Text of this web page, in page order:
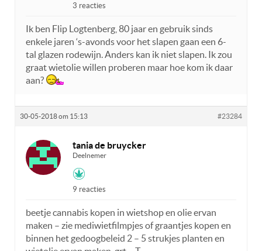
3 reacties
Ik ben Flip Logtenberg, 80 jaar en gebruik sinds
enkele jaren ‘s-avonds voor het slapen gaan een 6-
tal glazen rodewijn. Anders kan ik niet slapen. Ik zou
graat wietolie willen proberen maar hoe kom ik daar
aan?
30-05-2018 om 15:13 #23284
tania de bruycker
Deelnemer
9 reacties
beetje cannabis kopen in wietshop en olie ervan
maken – zie mediwietfilmpjes of graantjes kopen en
binnen het gedoogbeleid 2 – 5 strukjes planten en